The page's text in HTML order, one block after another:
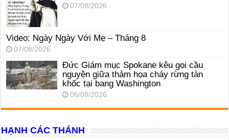
07/08/2026
Video: Ngày Ngày Với Mẹ – Tháng 8
07/08/2026
Đức Giám mục Spokane kêu gọi cầu
nguyện giữa thảm họa cháy rừng tàn
khốc tại bang Washington
06/08/2026
HẠNH CÁC THÁNH